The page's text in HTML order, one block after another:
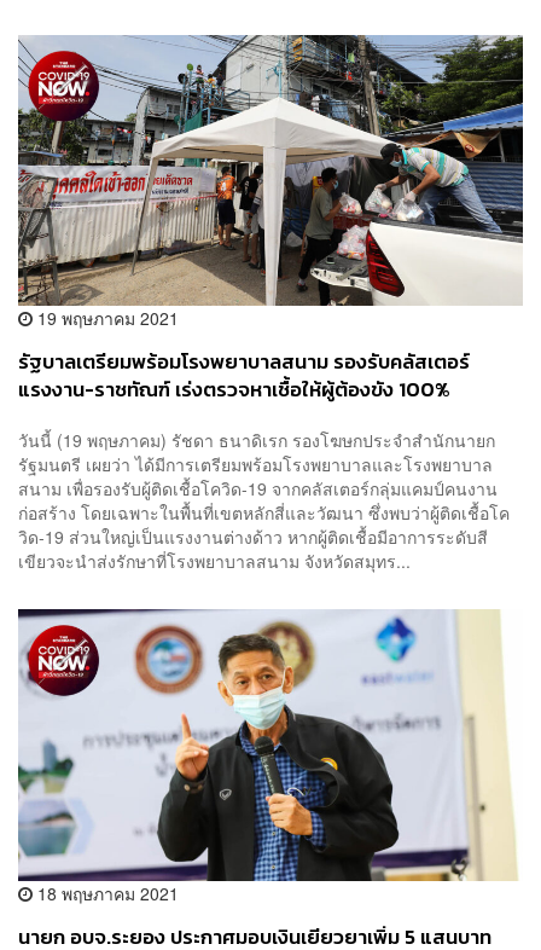
19 พฤษภาคม 2021
รัฐบาลเตรียมพร้อมโรงพยาบาลสนาม รองรับคลัสเตอร์
แรงงาน-ราชทัณฑ์ เร่งตรวจหาเชื้อให้ผู้ต้องขัง 100%
วันนี้ (19 พฤษภาคม) รัชดา ธนาดิเรก รองโฆษกประจำสำนักนายก
รัฐมนตรี เผยว่า ได้มีการเตรียมพร้อมโรงพยาบาลและโรงพยาบาล
สนาม เพื่อรองรับผู้ติดเชื้อโควิด-19 จากคลัสเตอร์กลุ่มแคมป์คนงาน
ก่อสร้าง โดยเฉพาะในพื้นที่เขตหลักสี่และวัฒนา ซึ่งพบว่าผู้ติดเชื้อโค
วิด-19 ส่วนใหญ่เป็นแรงงานต่างด้าว หากผู้ติดเชื้อมีอาการระดับสี
เขียวจะนำส่งรักษาที่โรงพยาบาลสนาม จังหวัดสมุทร...
18 พฤษภาคม 2021
นายก อบจ.ระยอง ประกาศมอบเงินเยียวยาเพิ่ม 5 แสนบาท